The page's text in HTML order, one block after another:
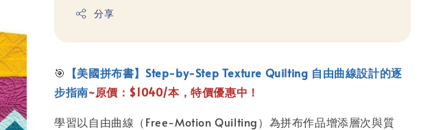
分享
🎯 【美國拼布書】Step-by-Step Texture Quilting 自由曲線設計的逐
步指南~原價：$1040/本，特價優惠中！
學習以自由曲線（Free-Motion Quilting）為拼布作品增添層次與質